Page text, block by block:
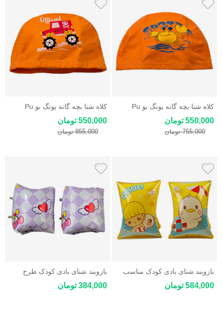
کلاه شنا بچه گانه یونگ بو Pu
Swimming Cap
550,000 تومان
755,000 تومان
کلاه شنا بچه گانه یونگ بو Pu
Swimming Cap
550,000 تومان
855,000 تومان
بازوبند شنای بادی کودک مناسب
آموزش شنا کودکان 3 تا 6 سال
584,000 تومان
بازوبند شنای بادی کودک طرح
فانتزی مناسب کودکان 3 تا 6 سال
384,000 تومان